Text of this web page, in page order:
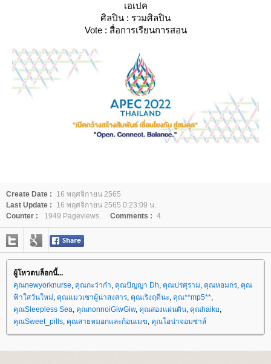
เอเปค
ศิลปิน : รวมศิลปิน
Vote : สื่อการเรียนการสอน
Create Date :
16 พฤศจิกายน 2565
Last Update :
16 พฤศจิกายน 2565 0:23:09 น.
Counter :
1949 Pageviews. Comments : 4
ผู้โหวตบล็อกนี้...
คุณnewyorknurse คุณกะว่าก๋า คุณปัญญา Dh คุณปรศุราม คุณหอมกร คุณ
ฟ้าใสวันใหม่ คุณแมวเซาผู้น่าสงสาร คุณเริงฤดีนะ คุณ**mp5**
คุณSleepless Sea คุณnonnoiGiwGiw, คุณสองแผ่นดิน คุณhaiku
คุณSweet_pills คุณสายหมอกและก้อนเมฆ คุณโอน่าจอมซ่าส์